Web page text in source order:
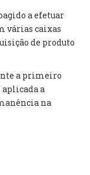
a efetuar
várias caixas
de produto
a primeiro
a
na